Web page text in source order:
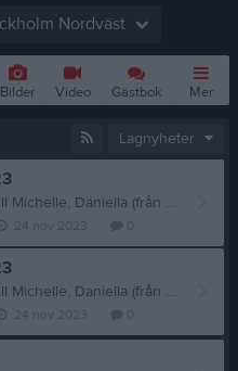
Nordväst
Bilder Video Gästbok Mer
Lagnyheter
Café schema: 2 dec - föräldrarna till Michelle, Daniella (från Bro) står i cafét. Det behövs 1 förälder till denna dag. 9 dec (EB-basket, café på läktaren)- föräldrarna Ellie, Sarons, Linas och Soliana står i cafet. 16 dec - föräldrarna till Isabella, Solei och Elivia står i cafét.
Café schema: 2 dec - föräldrarna till Michelle, Daniella (från Bro) står i cafét. Det behövs 1 förälder till denna dag. 9 dec (EB-basket, café på läktaren)- föräldrarna Ellie, Sarons, Linas och Soliana står i cafet. 16 dec - föräldrarna till Isabella, Solei och Elivia står i cafét.